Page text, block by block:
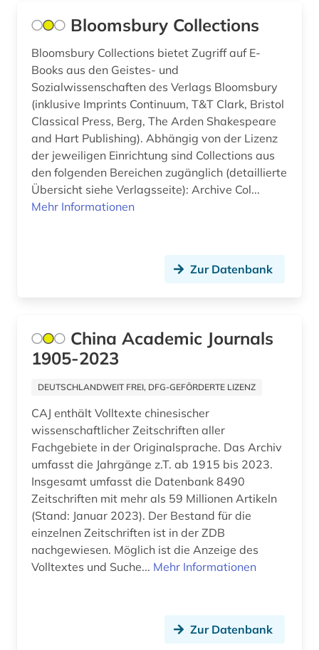
Bloomsbury Collections
Bloomsbury Collections bietet Zugriff auf E-
Books aus den Geistes- und
Sozialwissenschaften des Verlags Bloomsbury
(inklusive Imprints Continuum, T&T Clark, Bristol
Classical Press, Berg, The Arden Shakespeare
and Hart Publishing). Abhängig von der Lizenz
der jeweiligen Einrichtung sind Collections aus
den folgenden Bereichen zugänglich (detaillierte
Übersicht siehe Verlagsseite): Archive Col...
Mehr Informationen
Zur Datenbank
China Academic Journals
1905-2023
DEUTSCHLANDWEIT FREI, DFG-GEFÖRDERTE LIZENZ
CAJ enthält Volltexte chinesischer
wissenschaftlicher Zeitschriften aller
Fachgebiete in der Originalsprache. Das Archiv
umfasst die Jahrgänge z.T. ab 1915 bis 2023.
Insgesamt umfasst die Datenbank 8490
Zeitschriften mit mehr als 59 Millionen Artikeln
(Stand: Januar 2023). Der Bestand für die
einzelnen Zeitschriften ist in der ZDB
nachgewiesen. Möglich ist die Anzeige des
Volltextes und Suche... Mehr Informationen
Zur Datenbank